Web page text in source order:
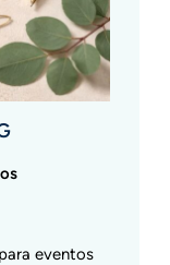
eventos